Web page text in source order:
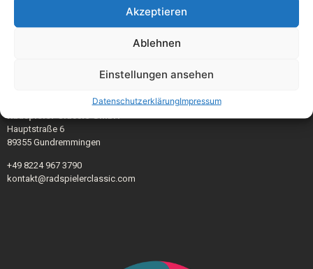
Akzeptieren
Ablehnen
Einstellungen ansehen
DatenschutzerklärungImpressum
Hauptstraße 6
89355 Gundremmingen
+49 8224 967 3790
kontakt@radspielerclassic.com